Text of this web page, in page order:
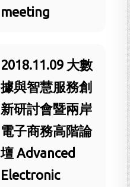
meeting
2018.11.09 大數
據與智慧服務創
新研討會暨兩岸
電子商務高階論
壇 Advanced
Electronic